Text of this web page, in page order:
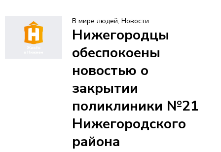
В мире людей, Новости
Нижегородцы
обеспокоены
новостью о
закрытии
поликлиники №21
Нижегородского
района